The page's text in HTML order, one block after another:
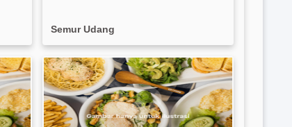
Semur Udang